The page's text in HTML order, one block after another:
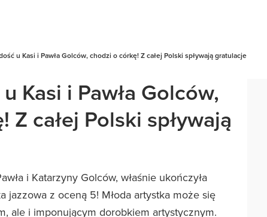
u Kasi i Pawła Golców, chodzi o córkę! Z całej Polski spływają gratulacje
Kasi i Pawła Golców,
Z całej Polski spływają
i Katarzyny Golców, właśnie ukończyła
jazzowa z oceną 5! Młoda artystka może się
ale i imponującym dorobkiem artystycznym.